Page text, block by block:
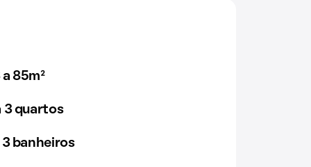
85m²
3 quartos
banheiros